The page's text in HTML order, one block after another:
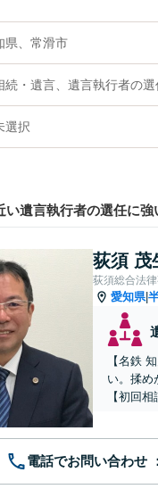
県、常滑市
続・遺言、遺言執行者の選
選択
い遺言執行者の選任に強
荻須 茂
荻須総合法
愛知県|
【名鉄
い。揉め
【初回相
電話でお問い合わせ